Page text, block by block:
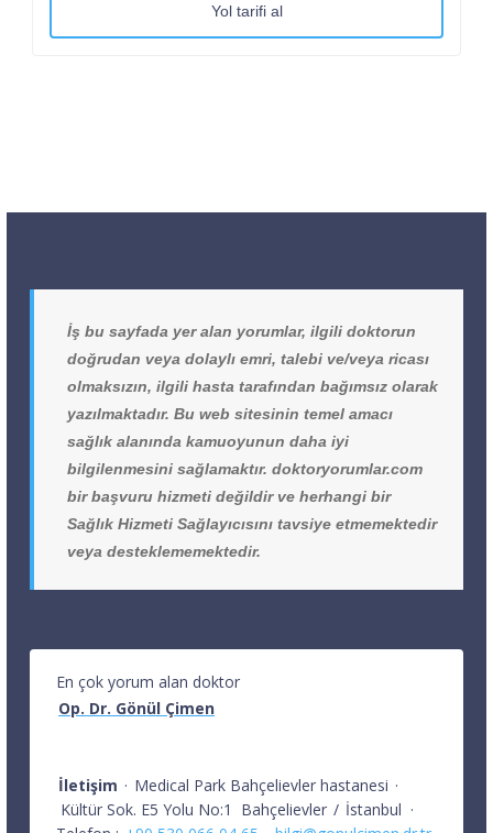
Yol tarifi al
İş bu sayfada yer alan yorumlar, ilgili doktorun
doğrudan veya dolaylı emri, talebi ve/veya ricası
olmaksızın, ilgili hasta tarafından bağımsız olarak
yazılmaktadır. Bu web sitesinin temel amacı
sağlık alanında kamuoyunun daha iyi
bilgilenmesini sağlamaktır. doktoryorumlar.com
bir başvuru hizmeti değildir ve herhangi bir
Sağlık Hizmeti Sağlayıcısını tavsiye etmemektedir
veya desteklememektedir.
En çok yorum alan doktor
Op. Dr. Gönül Çimen
İletişim · Medical Park Bahçelievler hastanesi ·
Kültür Sok. E5 Yolu No:1
Bahçelievler / İstanbul ·